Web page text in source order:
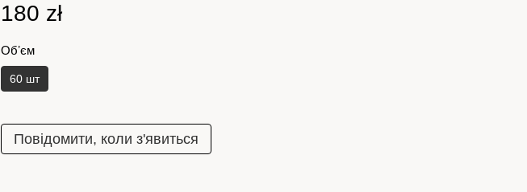
180 zł
Обʼєм
60 шт
Повідомити, коли з'явиться